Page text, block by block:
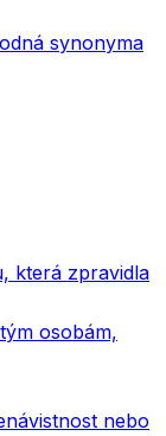
synonyma
která zpravidla
osobám,
nebo